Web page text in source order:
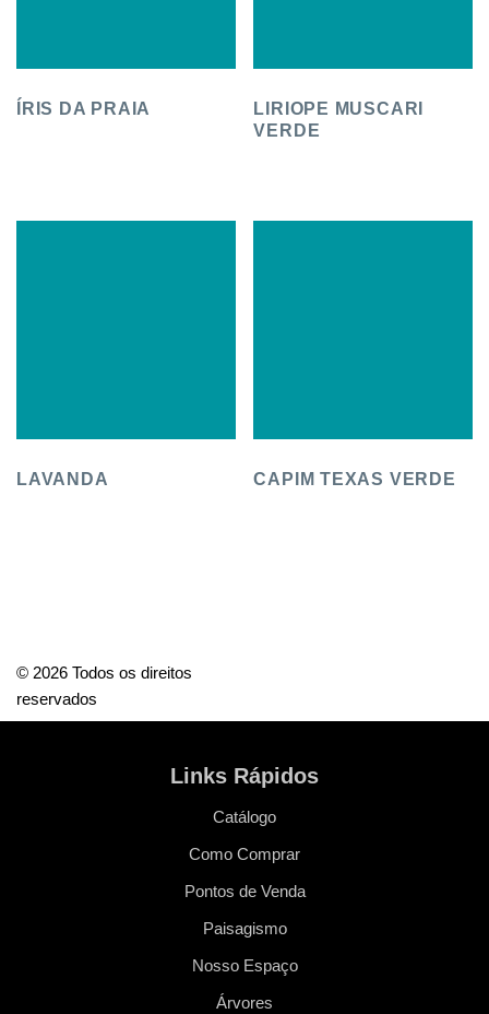
ÍRIS DA PRAIA
LIRIOPE MUSCARI
VERDE
LAVANDA CAPIM TEXAS VERDE
© 2026 Todos os direitos
reservados
Links Rápidos
Catálogo
Como Comprar
Pontos de Venda
Paisagismo
Nosso Espaço
Árvores